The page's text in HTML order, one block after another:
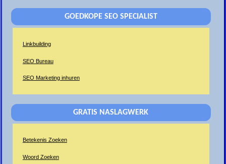
GOEDKOPE SEO SPECIALIST
Linkbuilding
SEO Bureau
SEO Marketing inhuren
GRATIS NASLAGWERK
Betekenis Zoeken
Woord Zoeken